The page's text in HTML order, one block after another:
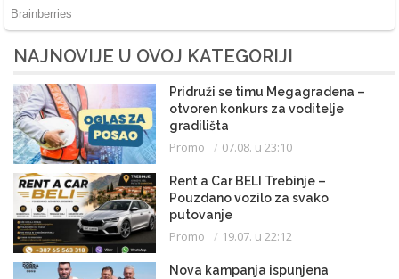
NAJNOVIJE U OVOJ KATEGORIJI
Pridruži se timu Megagradena –
otvoren konkurs za voditelje
gradilišta
Promo 07.08. u 23:10
Rent a Car BELI Trebinje –
Pouzdano vozilo za svako
putovanje
Promo 19.07. u 22:12
Nova kampanja ispunjena